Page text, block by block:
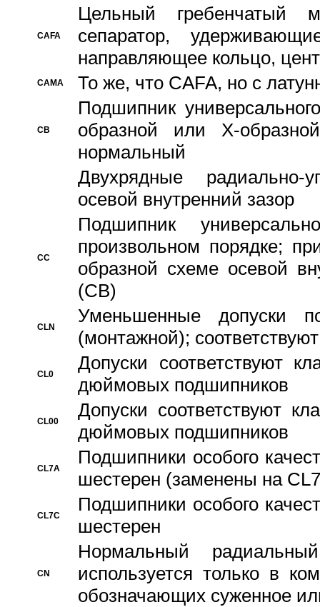
CAFA
Цельный гребенчатый
сепаратор,
направляющее кольцо,
CAMA То же, что CAFA, но с
CB
Подшипник
образной или Х-
нормальный
Двухрядные радиально-
осевой внутренний зазор
CC
Подшипник
произвольном порядке;
образной схеме осевой
(CB)
CLN
Уменьшенные
(монтажной);
CL0
Допуски соответствуют
дюймовых подшипников
CL00
Допуски соответствуют
дюймовых подшипников
CL7A
Подшипники особого
шестерен (заменены на
CL7C
Подшипники особого
шестерен
CN
Hормальный
используется только в
обозначающих суженное